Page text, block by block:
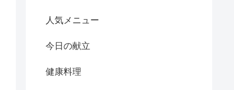
人気メニュー
今日の献立
健康料理